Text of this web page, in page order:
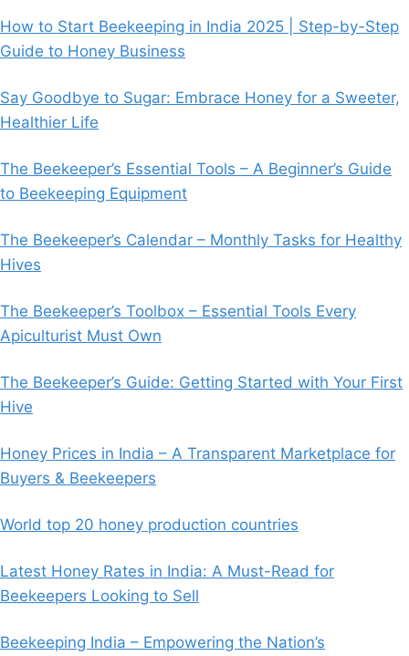
How to Start Beekeeping in India 2025 | Step-by-Step
Guide to Honey Business
Say Goodbye to Sugar: Embrace Honey for a Sweeter,
Healthier Life
The Beekeeper’s Essential Tools – A Beginner’s Guide
to Beekeeping Equipment
The Beekeeper’s Calendar – Monthly Tasks for Healthy
Hives
The Beekeeper’s Toolbox – Essential Tools Every
Apiculturist Must Own
The Beekeeper’s Guide: Getting Started with Your First
Hive
Honey Prices in India – A Transparent Marketplace for
Buyers & Beekeepers
World top 20 honey production countries
Latest Honey Rates in India: A Must-Read for
Beekeepers Looking to Sell
Beekeeping India – Empowering the Nation’s